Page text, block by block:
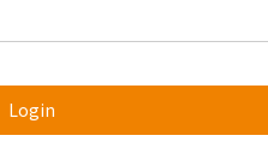
Login